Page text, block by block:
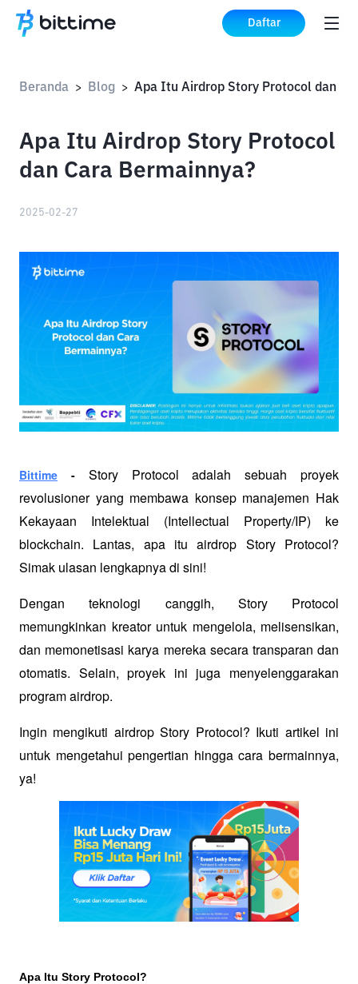
Daftar
Beranda > Blog >
Apa Itu Airdrop Story Protocol
dan Cara Bermainnya?
2025-02-27
Bittime - Story Protocol adalah sebuah proyek
revolusioner yang membawa konsep manajemen Hak
Kekayaan Intelektual (Intellectual Property/IP) ke
blockchain. Lantas, apa itu airdrop Story Protocol?
Simak ulasan lengkapnya di sini!
Dengan teknologi canggih, Story Protocol
memungkinkan kreator untuk mengelola, melisensikan,
dan memonetisasi karya mereka secara transparan dan
otomatis. Selain, proyek ini juga menyelenggarakan
program airdrop.
Ingin mengikuti airdrop Story Protocol? Ikuti artikel ini
untuk mengetahui pengertian hingga cara bermainnya,
ya!
Apa Itu Story Protocol?